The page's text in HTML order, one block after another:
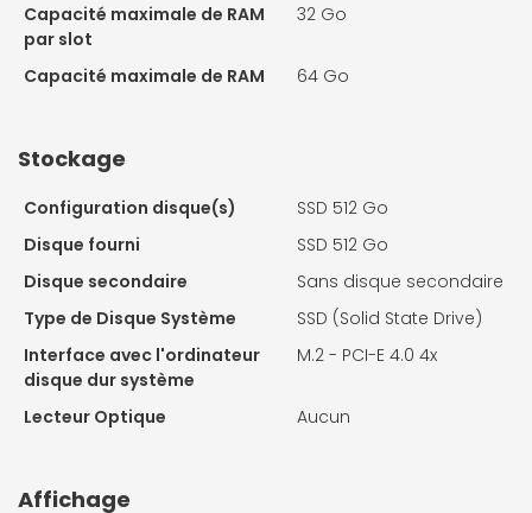
Capacité maximale de RAM
par slot
32 Go
Capacité maximale de RAM 64 Go
Stockage
Configuration disque(s)
SSD 512 Go
Disque fourni
SSD 512 Go
Disque secondaire
Sans disque secondaire
Type de Disque Système
SSD (Solid State Drive)
Interface avec l'ordinateur
disque dur système
M.2 - PCI-E 4.0 4x
Lecteur Optique Aucun
Affichage